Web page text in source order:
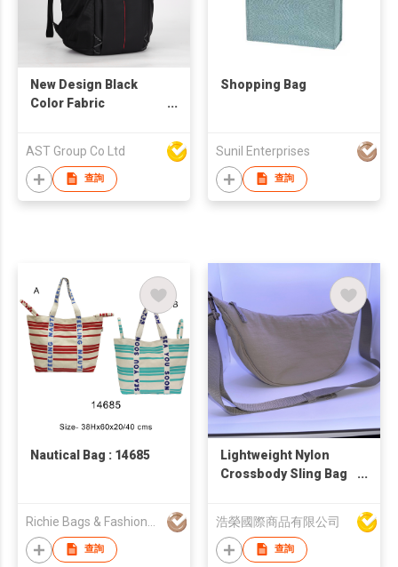
New Design Black
Color Fabric
AST Group Co Ltd
查詢
Shopping Bag
Sunil Enterprises
查詢
Nautical Bag : 14685
查詢
Lightweight Nylon
Crossbody Sling Bag
浩榮國際商品有限公司
查詢